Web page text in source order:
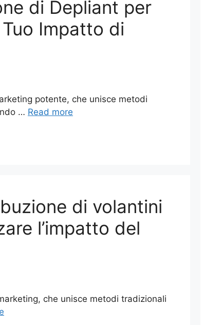
di Depliant per
Impatto di
potente, che unisce metodi
… Read more
di volantini
l’impatto del
che unisce metodi tradizionali